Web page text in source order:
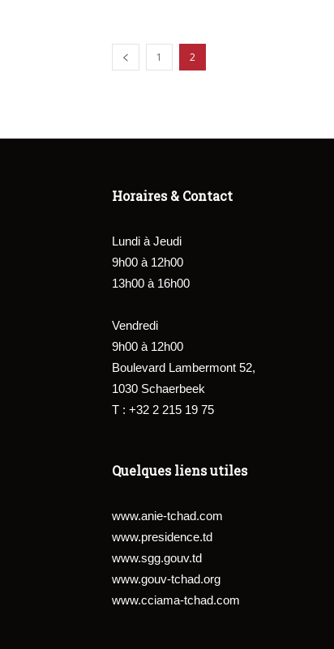
1 2
Horaires & Contact
Lundi à Jeudi
9h00 à 12h00
13h00 à 16h00
Vendredi
9h00 à 12h00
Boulevard Lambermont 52,
1030 Schaerbeek
T : +32 2 215 19 75
Quelques liens utiles
www.anie-tchad.com
www.presidence.td
www.sgg.gouv.td
www.gouv-tchad.org
www.cciama-tchad.com